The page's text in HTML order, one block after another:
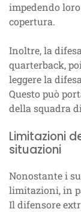
impedendo
copertura.
Inoltre, la
quarterback,
leggere la
Questo può
della squadra
Limitazioni
situazioni
Nonostante i
limitazioni, in
Il difensore